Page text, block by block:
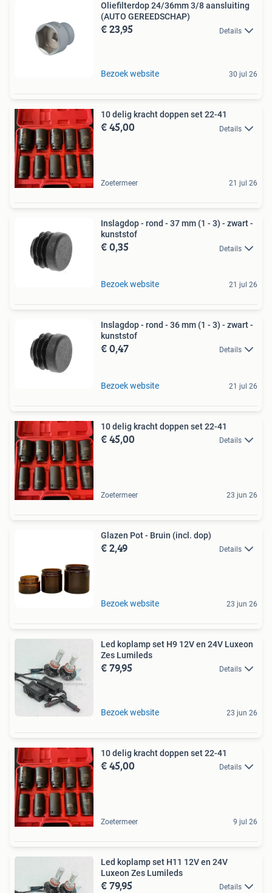
Oliefilterdop 24/36mm 3/8 aansluiting
(AUTO GEREEDSCHAP)
€ 23,95 Details
Bezoek website 30 jul 26
10 delig kracht doppen set 22-41
€ 45,00 Details
Zoetermeer 21 jul 26
Inslagdop - rond - 37 mm (1 - 3) - zwart -
kunststof
€ 0,35 Details
Bezoek website 21 jul 26
Inslagdop - rond - 36 mm (1 - 3) - zwart -
kunststof
€ 0,47 Details
Bezoek website 21 jul 26
10 delig kracht doppen set 22-41
€ 45,00 Details
Zoetermeer 23 jun 26
Glazen Pot - Bruin (incl. dop)
€ 2,49 Details
Bezoek website 23 jun 26
Led koplamp set H9 12V en 24V Luxeon
Zes Lumileds
€ 79,95 Details
Bezoek website 23 jun 26
10 delig kracht doppen set 22-41
€ 45,00 Details
Zoetermeer 9 jul 26
Led koplamp set H11 12V en 24V
Luxeon Zes Lumileds
€ 79,95 Details